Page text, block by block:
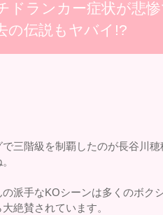
ドランカー症状が悲
の伝説もヤバイ!?
で三階級を制覇したのが長谷川穂
派手なKOシーンは多くのボク
絶賛されています。